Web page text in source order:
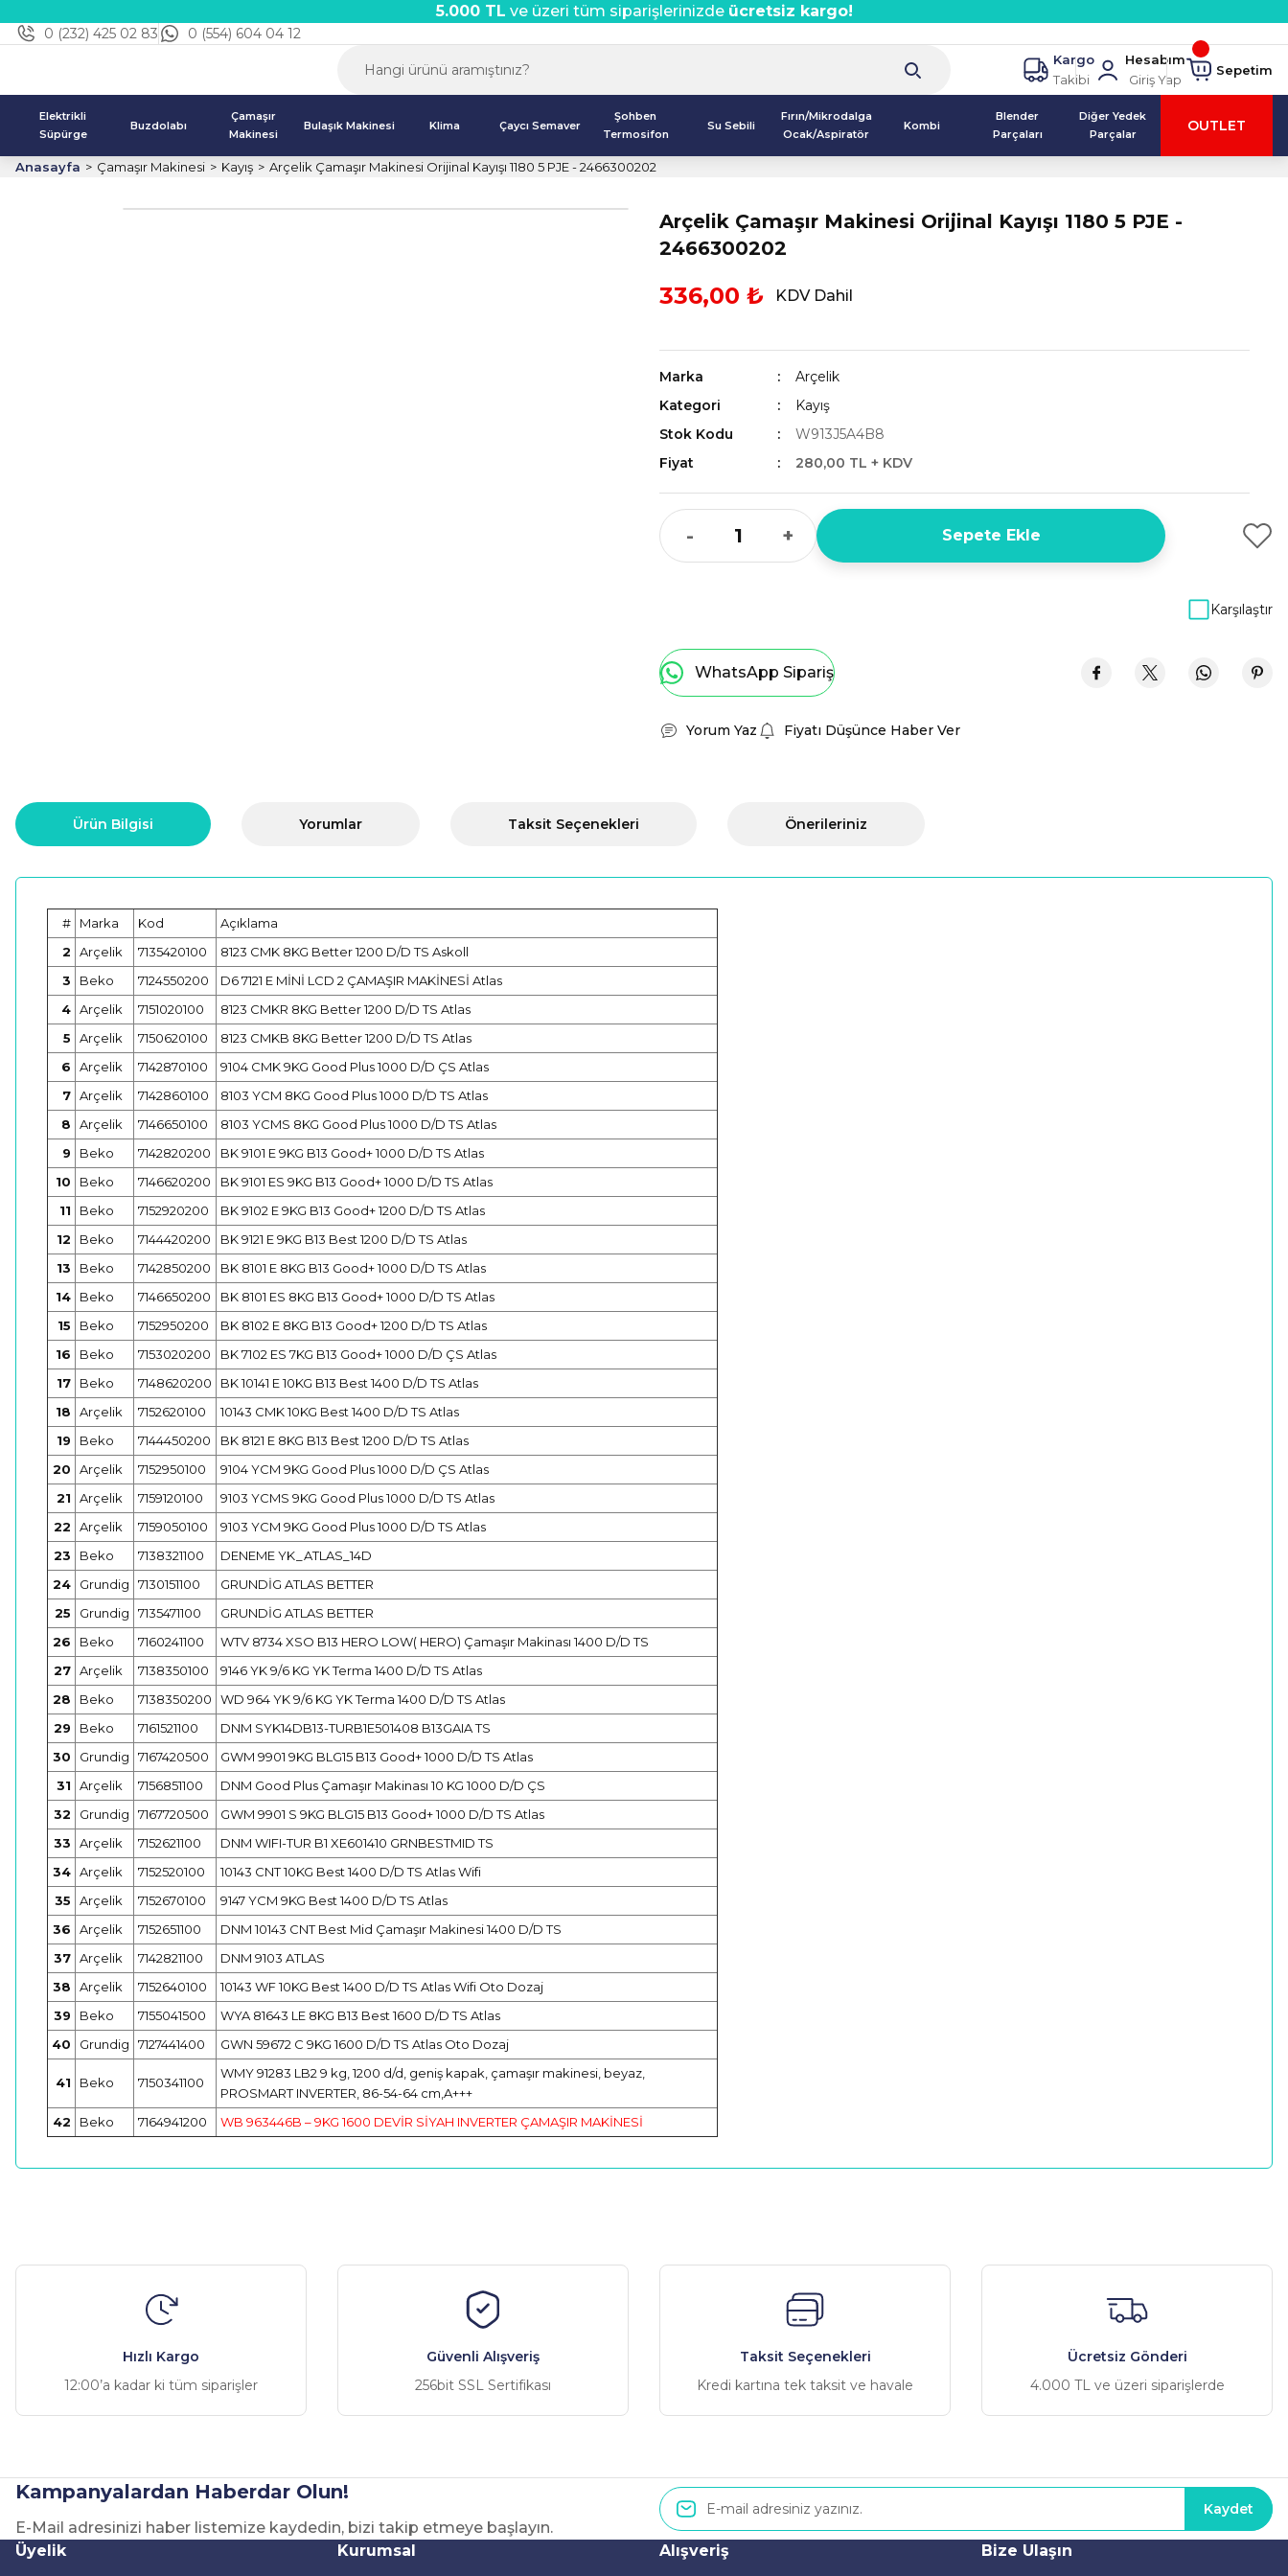
5.000 TL ve üzeri tüm siparişlerinizde ücretsiz kargo!
0 (232) 425 02 83 0 (554) 604 04 12
Kargo
Takibi
Hesabım
Giriş Yap
Sepetim
Elektrikli
Süpürge
Buzdolabı
Çamaşır
Makinesi
Bulaşık Makinesi Klima Çaycı Semaver
Şohben
Termosifon
Su Sebili
Fırın/Mikrodalga
Ocak/Aspiratör
Kombi
Blender
Parçaları
Diğer Yedek
Parçalar
OUTLET
Anasayfa Çamaşır Makinesi Kayış Arçelik Çamaşır Makinesi Orijinal Kayışı 1180 5 PJE - 2466300202
Arçelik Çamaşır Makinesi Orijinal Kayışı 1180 5 PJE -
2466300202
336,00 ₺ KDV Dahil
Marka
Arçelik
Kategori
Kayış
Stok Kodu
W913J5A4B8
Fiyat
280,00 TL + KDV
- + Sepete Ekle
Karşılaştır
WhatsApp Sipariş
Yorum Yaz Fiyatı Düşünce Haber Ver
Ürün Bilgisi Yorumlar Taksit Seçenekleri Önerileriniz
# Marka Kod
Açıklama
2
Arçelik 7135420100
8123 CMK 8KG Better 1200 D/D TS Askoll
3
Beko 7124550200
D6 7121 E MİNİ LCD 2 ÇAMAŞIR MAKİNESİ Atlas
4 Arçelik 7151020100
8123 CMKR 8KG Better 1200 D/D TS Atlas
5
Arçelik 7150620100
8123 CMKB 8KG Better 1200 D/D TS Atlas
6
Arçelik 7142870100
9104 CMK 9KG Good Plus 1000 D/D ÇS Atlas
7 Arçelik 7142860100
8103 YCM 8KG Good Plus 1000 D/D TS Atlas
8
Arçelik 7146650100
8103 YCMS 8KG Good Plus 1000 D/D TS Atlas
9
Beko 7142820200
BK 9101 E 9KG B13 Good+ 1000 D/D TS Atlas
10
Beko 7146620200
BK 9101 ES 9KG B13 Good+ 1000 D/D TS Atlas
11
Beko 7152920200
BK 9102 E 9KG B13 Good+ 1200 D/D TS Atlas
12
Beko 7144420200
BK 9121 E 9KG B13 Best 1200 D/D TS Atlas
13
Beko 7142850200
BK 8101 E 8KG B13 Good+ 1000 D/D TS Atlas
14
Beko 7146650200
BK 8101 ES 8KG B13 Good+ 1000 D/D TS Atlas
15
Beko 7152950200
BK 8102 E 8KG B13 Good+ 1200 D/D TS Atlas
16
Beko 7153020200
BK 7102 ES 7KG B13 Good+ 1000 D/D ÇS Atlas
17
Beko 7148620200
BK 10141 E 10KG B13 Best 1400 D/D TS Atlas
18
Arçelik 7152620100
10143 CMK 10KG Best 1400 D/D TS Atlas
19
Beko 7144450200
BK 8121 E 8KG B13 Best 1200 D/D TS Atlas
20
Arçelik 7152950100
9104 YCM 9KG Good Plus 1000 D/D ÇS Atlas
21
Arçelik 7159120100
9103 YCMS 9KG Good Plus 1000 D/D TS Atlas
22
Arçelik 7159050100
9103 YCM 9KG Good Plus 1000 D/D TS Atlas
23
Beko 7138321100
DENEME YK_ATLAS_14D
24
Grundig 7130151100
GRUNDİG ATLAS BETTER
25
Grundig 7135471100
GRUNDİG ATLAS BETTER
26
Beko 7160241100
WTV 8734 XSO B13 HERO LOW( HERO) Çamaşır Makinası 1400 D/D TS
27 Arçelik 7138350100
9146 YK 9/6 KG YK Terma 1400 D/D TS Atlas
28
Beko 7138350200
WD 964 YK 9/6 KG YK Terma 1400 D/D TS Atlas
29
Beko 7161521100
DNM SYK14DB13-TURB1E501408 B13GAIA TS
30
Grundig 7167420500
GWM 9901 9KG BLG15 B13 Good+ 1000 D/D TS Atlas
31
Arçelik 7156851100
DNM Good Plus Çamaşır Makinası 10 KG 1000 D/D ÇS
32
Grundig 7167720500
GWM 9901 S 9KG BLG15 B13 Good+ 1000 D/D TS Atlas
33
Arçelik 7152621100
DNM WIFI-TUR B1 XE601410 GRNBESTMID TS
34 Arçelik 7152520100
10143 CNT 10KG Best 1400 D/D TS Atlas Wifi
35
Arçelik 7152670100
9147 YCM 9KG Best 1400 D/D TS Atlas
36
Arçelik 7152651100
DNM 10143 CNT Best Mid Çamaşır Makinesi 1400 D/D TS
37 Arçelik 7142821100
DNM 9103 ATLAS
38
Arçelik 7152640100
10143 WF 10KG Best 1400 D/D TS Atlas Wifi Oto Dozaj
39
Beko 7155041500
WYA 81643 LE 8KG B13 Best 1600 D/D TS Atlas
40
Grundig 7127441400 GWN 59672 C 9KG 1600 D/D TS Atlas Oto Dozaj
41 Beko 7150341100
WMY 91283 LB2 9 kg, 1200 d/d, geniş kapak, çamaşır makinesi, beyaz,
PROSMART INVERTER, 86-54-64 cm,A+++
42
Beko 7164941200 WB 963446B – 9KG 1600 DEVİR SİYAH INVERTER ÇAMAŞIR MAKİNESİ
Ürün açıklamasında eksik bilgiler bulunuyor.
Ürün fiyatı diğer sitelerden daha pahalı.
Gönder
Hızlı Kargo
12:00’a kadar ki tüm siparişler
Güvenli Alışveriş
256bit SSL Sertifikası
Taksit Seçenekleri
Kredi kartına tek taksit ve havale
Ücretsiz Gönderi
4.000 TL ve üzeri siparişlerde
Kampanyalardan Haberdar Olun!
E-Mail adresinizi haber listemize kaydedin, bizi takip etmeye başlayın.
Kaydet
Üyelik Kurumsal Alışveriş Bize Ulaşın